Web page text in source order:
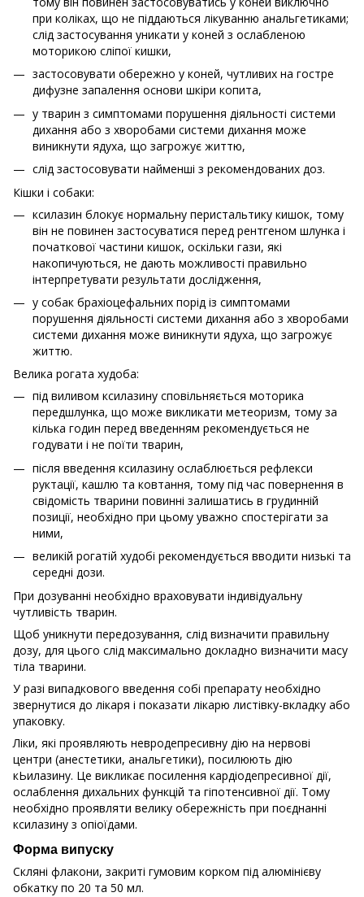
при коліках, що не піддаються лікуванню анальгетиками;
слід застосування уникати у коней з ослабленою
моторикою сліпої кишки,
застосовувати обережно у коней, чутливих на гостре
дифузне запалення основи шкіри копита,
у тварин з симптомами порушення діяльності системи
дихання або з хворобами системи дихання може
виникнути ядуха, що загрожує життю,
слід застосовувати найменші з рекомендованих доз.
Кішки і собаки:
ксилазин блокує нормальну перистальтику кишок, тому
він не повинен застосуватися перед рентгеном шлунка і
початкової частини кишок, оскільки гази, які
накопичуються, не дають можливості правильно
інтерпретувати результати дослідження,
у собак брахіоцефальних порід із симптомами
порушення діяльності системи дихання або з хворобами
системи дихання може виникнути ядуха, що загрожує
життю.
Велика рогата худоба:
під виливом ксилазину сповільняється моторика
передшлунка, що може викликати метеоризм, тому за
кілька годин перед введенням рекомендується не
годувати і не поїти тварин,
після введення ксилазину ослаблюється рефлекси
руктації, кашлю та ковтання, тому під час повернення в
свідомість тварини повинні залишатись в грудинній
позиції, необхідно при цьому уважно спостерігати за
ними,
великій рогатій худобі рекомендується вводити низькі та
середні дози.
При дозуванні необхідно враховувати індивідуальну
чутливість тварин.
Щоб уникнути передозування, слід визначити правильну
дозу, для цього слід максимально докладно визначити масу
тіла тварини.
У разі випадкового введення собі препарату необхідно
звернутися до лікаря і показати лікарю листівку-вкладку або
упаковку.
Ліки, які проявляють невродепресивну дію на нервові
центри (анестетики, анальгетики), посилюють дію
кЬилазину. Це викликає посилення кардіодепресивної дії,
ослаблення дихальних функцій та гіпотенсивної дії. Тому
необхідно проявляти велику обережність при поєднанні
ксилазину з опіоїдами.
Форма випуску
Скляні флакони, закриті гумовим корком під алюмінієву
обкатку по 20 та 50 мл.